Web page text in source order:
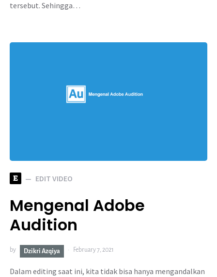
tersebut. Sehingga…
E EDIT VIDEO
Mengenal Adobe
Audition
by Dzikri Azqiya February 7, 2021
Dalam editing saat ini, kita tidak bisa hanya mengandalkan